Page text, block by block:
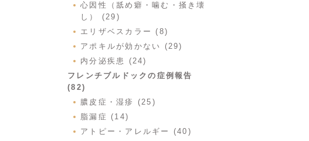
心因性（舐め癖・噛む・掻き壊
し） (29)
エリザベスカラー (8)
アポキルが効かない (29)
内分泌疾患 (24)
フレンチブルドックの症例報告
(82)
膿皮症・湿疹 (25)
脂漏症 (14)
アトピー・アレルギー (40)